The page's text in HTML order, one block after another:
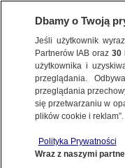
PROGRAMY
20.08.2016, 01:06
Dbamy o Twoją
Jeśli użytkownik
Partnerów IAB oraz30
użytkownika i
przeglądania.
przeglądania
się przetwarzaniu w
plików cookie i reklam”.
Polityka Prywatności
Wraz z naszymi